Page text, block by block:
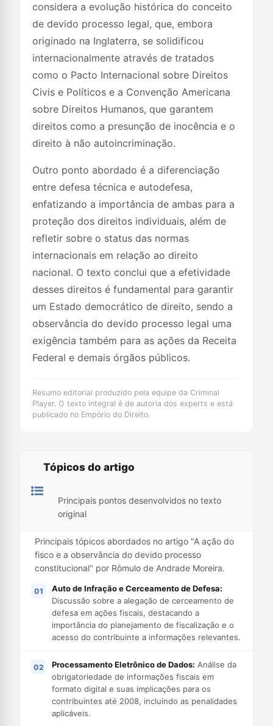
considera a evolução histórica do conceito
de devido processo legal, que, embora
originado na Inglaterra, se solidificou
internacionalmente através de tratados
como o Pacto Internacional sobre Direitos
Civis e Políticos e a Convenção Americana
sobre Direitos Humanos, que garantem
direitos como a presunção de inocência e o
direito à não autoincriminação.
Outro ponto abordado é a diferenciação
entre defesa técnica e autodefesa,
enfatizando a importância de ambas para a
proteção dos direitos individuais, além de
refletir sobre o status das normas
internacionais em relação ao direito
nacional. O texto conclui que a efetividade
desses direitos é fundamental para garantir
um Estado democrático de direito, sendo a
observância do devido processo legal uma
exigência também para as ações da Receita
Federal e demais órgãos públicos.
Resumo editorial produzido pela equipe da Criminal
Player. O texto integral é de autoria dos experts e está
publicado no Empório do Direito.
Tópicos do artigo
Principais pontos desenvolvidos no texto
original
Principais tópicos abordados no artigo "A ação do
fisco e a observância do devido processo
constitucional" por Rômulo de Andrade Moreira.
Auto de Infração e Cerceamento de Defesa:
Discussão sobre a alegação de cerceamento de
defesa em ações fiscais, destacando a
importância do planejamento de fiscalização e o
acesso do contribuinte a informações relevantes.
Processamento Eletrônico de Dados: Análise da
obrigatoriedade de informações fiscais em
formato digital e suas implicações para os
contribuintes até 2008, incluindo as penalidades
aplicáveis.